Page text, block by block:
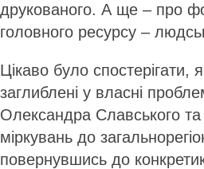
друкованого. А ще – про
головного ресурсу –
Цікаво було спостерігати,
заглиблені у власні
Олександра Славського
міркувань до
повернувшись до